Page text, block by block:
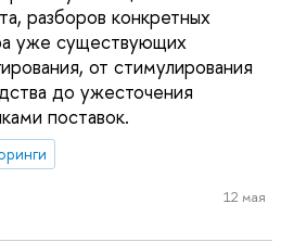
разборов конкретных
уже существующих
от стимулирования
до ужесточения
поставок.
12 мая